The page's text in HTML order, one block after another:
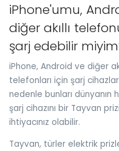
iPhone'umu,
diğer akıllı
şarj edebilir
iPhone, Android ve diğer
telefonları için şarj
nedenle bunları dünyanın
şarj cihazını bir Tayvan
ihtiyacınız olabilir.
Tayvan, türler elektrik